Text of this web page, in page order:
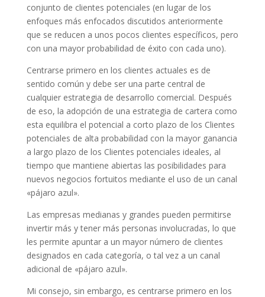
conjunto de clientes potenciales (en lugar de los
enfoques más enfocados discutidos anteriormente
que se reducen a unos pocos clientes específicos, pero
con una mayor probabilidad de éxito con cada uno).
Centrarse primero en los clientes actuales es de
sentido común y debe ser una parte central de
cualquier estrategia de desarrollo comercial. Después
de eso, la adopción de una estrategia de cartera como
esta equilibra el potencial a corto plazo de los Clientes
potenciales de alta probabilidad con la mayor ganancia
a largo plazo de los Clientes potenciales ideales, al
tiempo que mantiene abiertas las posibilidades para
nuevos negocios fortuitos mediante el uso de un canal
«pájaro azul».
Las empresas medianas y grandes pueden permitirse
invertir más y tener más personas involucradas, lo que
les permite apuntar a un mayor número de clientes
designados en cada categoría, o tal vez a un canal
adicional de «pájaro azul».
Mi consejo, sin embargo, es centrarse primero en los